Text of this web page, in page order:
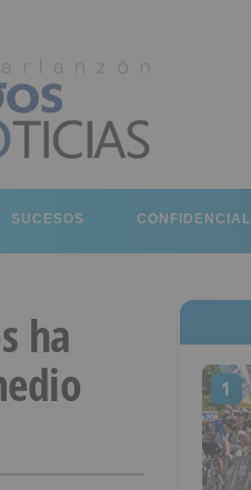
SUCESOS CONFIDENCIAL
ha
1